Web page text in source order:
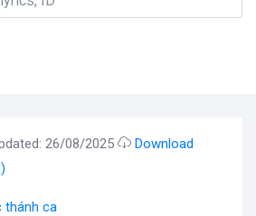
26/08/2025
Download
thánh ca